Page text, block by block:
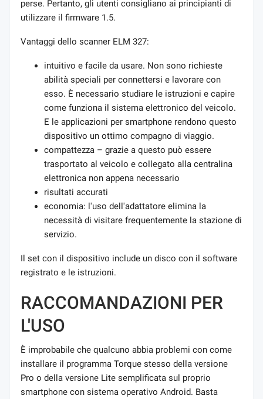
perse. Pertanto, gli utenti consigliano ai principianti di
utilizzare il firmware 1.5.
Vantaggi dello scanner ELM 327:
intuitivo e facile da usare. Non sono richieste
abilità speciali per connettersi e lavorare con
esso. È necessario studiare le istruzioni e capire
come funziona il sistema elettronico del veicolo.
E le applicazioni per smartphone rendono questo
dispositivo un ottimo compagno di viaggio.
compattezza – grazie a questo può essere
trasportato al veicolo e collegato alla centralina
elettronica non appena necessario
risultati accurati
economia: l'uso dell'adattatore elimina la
necessità di visitare frequentemente la stazione di
servizio.
Il set con il dispositivo include un disco con il software
registrato e le istruzioni.
RACCOMANDAZIONI PER
L'USO
È improbabile che qualcuno abbia problemi con come
installare il programma Torque stesso della versione
Pro o della versione Lite semplificata sul proprio
smartphone con sistema operativo Android. Basta